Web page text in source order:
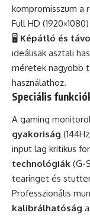
kompromisszum a
Full HD
🖥️ Képátló és
ideálisak asztali
méretek nagyobb
használathoz.
Speciális
A gaming
gyakoriság
input lag kritikus
technológiák (G-
tearinget és
Professzionális
kalibrálhatóság